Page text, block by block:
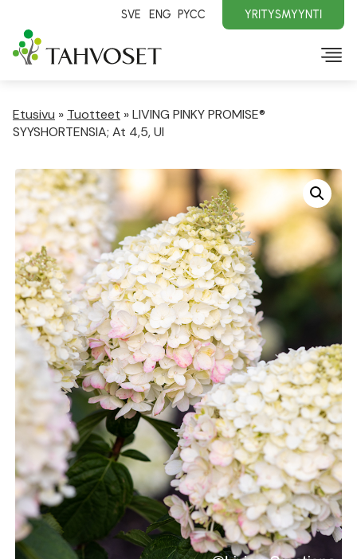
SVE ENG PYCC YRITYSMYYNTI
Etusivu » Tuotteet »LIVING PINKY PROMISE®
SYYSHORTENSIA; At 4,5, Ul